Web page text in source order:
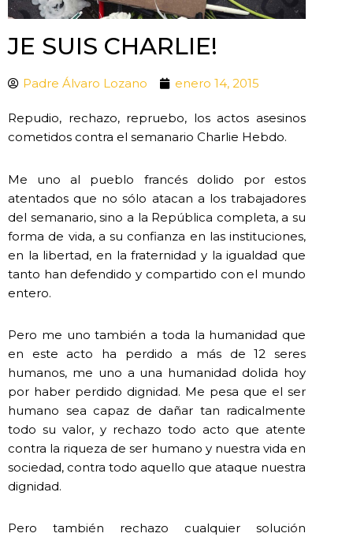
JE SUIS CHARLIE!
Padre Álvaro Lozano enero 14, 2015
Repudio, rechazo, repruebo, los actos asesinos
cometidos contra el semanario Charlie Hebdo.
Me uno al pueblo francés dolido por estos
atentados que no sólo atacan a los trabajadores
del semanario, sino a la República completa, a su
forma de vida, a su confianza en las instituciones,
en la libertad, en la fraternidad y la igualdad que
tanto han defendido y compartido con el mundo
entero.
Pero me uno también a toda la humanidad que
en este acto ha perdido a más de 12 seres
humanos, me uno a una humanidad dolida hoy
por haber perdido dignidad. Me pesa que el ser
humano sea capaz de dañar tan radicalmente
todo su valor, y rechazo todo acto que atente
contra la riqueza de ser humano y nuestra vida en
sociedad, contra todo aquello que ataque nuestra
dignidad.
Pero también rechazo cualquier solución